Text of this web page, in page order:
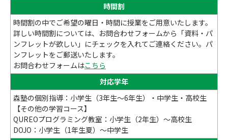
時間割
時間割の中でご希望の曜日・時間に授業をご用意いたします。
詳しい時間割については、お問合わせフォームから「資料・パ
ンフレットが欲しい」にチェックを入れてご連絡ください。パ
ンフレットをご郵送いたします。
お問合わせフォームはこちら
対応学年
森塾の個別指導：小学生（3年生～6年生）・中学生・高校生
【その他の学習コース】
QUREOプログラミング教室：小学生（2年生）～高校生
DOJO：小学生（1年生夏）～中学生